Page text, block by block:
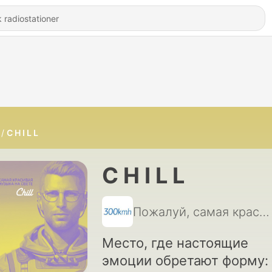
C H I L L
C H I L L
Пожалуй, самая красивая музыка на свете!
Место, где настоящие
эмоции обретают форму: